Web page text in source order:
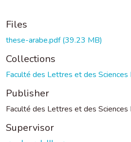
Files
these-arabe.pdf(39.23 MB)
Collections
Faculté des Lettres et des Sciences
Publisher
Faculté des Lettres et des Sciences
Supervisor